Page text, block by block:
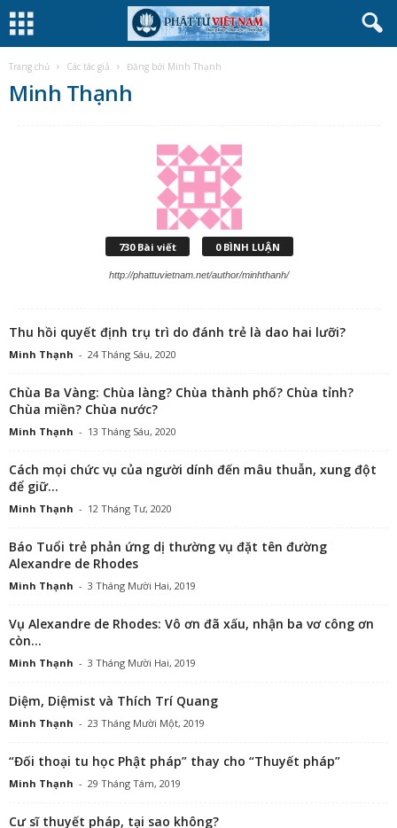
Trang chủ Các tác giả Đăng bởi Minh Thạnh
Minh Thạnh
730 Bài viết 0 BÌNH LUẬN
http://phattuvietnam.net/author/minhthanh/
Thu hồi quyết định trụ trì do đánh trẻ là dao hai lưỡi?
Minh Thạnh - 24 Tháng Sáu, 2020
Chùa Ba Vàng: Chùa làng? Chùa thành phố? Chùa tỉnh?
Chùa miền? Chùa nước?
Minh Thạnh - 13 Tháng Sáu, 2020
Cách mọi chức vụ của người dính đến mâu thuẫn, xung đột
để giữ...
Minh Thạnh - 12 Tháng Tư, 2020
Báo Tuổi trẻ phản ứng dị thường vụ đặt tên đường
Alexandre de Rhodes
Minh Thạnh - 3 Tháng Mười Hai, 2019
Vụ Alexandre de Rhodes: Vô ơn đã xấu, nhận ba vơ công ơn
còn...
Minh Thạnh - 3 Tháng Mười Hai, 2019
Diệm, Diệmist và Thích Trí Quang
Minh Thạnh - 23 Tháng Mười Một, 2019
“Đối thoại tu học Phật pháp” thay cho “Thuyết pháp”
Minh Thạnh - 29 Tháng Tám, 2019
Cư sĩ thuyết pháp, tại sao không?